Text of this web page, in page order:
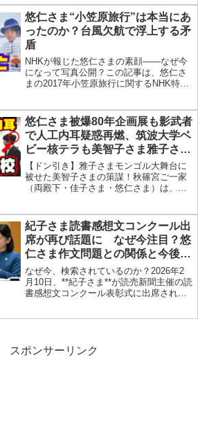
や外食の話題ばかりを強調。証言者の素
性が不明なまま内...
悠仁さま“小笠原旅行”は本当にあ
ったのか？台風欠航で浮上する矛
盾
NHKが報じた悠仁さまの素顔――なぜ今
になって写真公開？この記事は、悠仁さ
まの2017年小笠原旅行に関するNHK特集
ラスティング・ネイチャー」がTOTOか
ら助成金を受...
悠仁さま被爆80年企画展も影武者
で人工内耳疑惑再燃、筑波大学ベ
ビー核テラも美智子さま雅子さま
モンゴルへいじわるで紀子さまに
指示か！？佳子さまは不仲も語彙
力で…
【ドン引き】雅子さまモンゴル大舞台に
被せた美智子さまの策謀！秋篠宮ご一家
（両殿下・佳子さま・悠仁さま）は、令
ロシマ1945」を視察した。視察は7月11
日午前9時とい...
紀子さま読書感想文コンクール出
席が再び話題に なぜ今注目？悠
仁さま作文問題との関係と今後の
影響は
なぜ今、検索されているのか？2026年2
月10日、**紀子さま**が読売新聞主催の読
書感想文コンクール表彰式に出席された
スポンサーリンク